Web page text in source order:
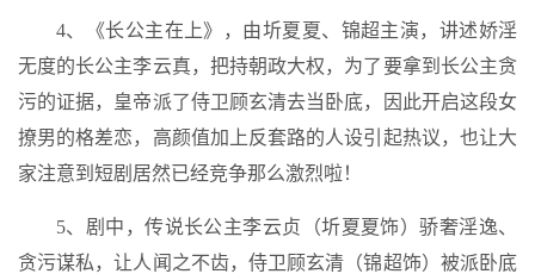
4、《长公主在上》，由圻夏夏、锦超主演，讲述娇淫
无度的长公主李云真，把持朝政大权，为了要拿到长公主贪
污的证据，皇帝派了侍卫顾玄清去当卧底，因此开启这段女
撩男的格差恋，高颜值加上反套路的人设引起热议，也让大
家注意到短剧居然已经竞争那么激烈啦！
5、剧中，传说长公主李云贞（圻夏夏饰）骄奢淫逸、
贪污谋私，让人闻之不齿，侍卫顾玄清（锦超饰）被派卧底